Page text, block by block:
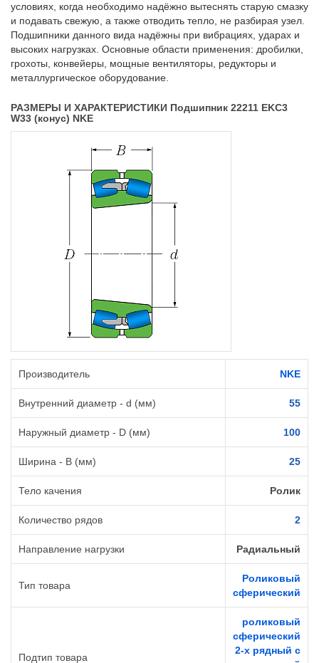
условиях, когда необходимо надёжно вытеснять старую смазку
и подавать свежую, а также отводить тепло, не разбирая узел.
Подшипники данного вида надёжны при вибрациях, ударах и
высоких нагрузках. Основные области применения: дробилки,
грохоты, конвейеры, мощные вентиляторы, редукторы и
металлургическое оборудование.
РАЗМЕРЫ И ХАРАКТЕРИСТИКИ Подшипник 22211 EKC3
W33 (конус) NKE
Производитель NKE
Внутренний диаметр - d (мм) 55
Наружный диаметр - D (мм) 100
Ширина - B (мм) 25
Тело качения Ролик
Количество рядов 2
Направление нагрузки Радиальный
Тип товара
Роликовый
сферический
Подтип товара
роликовый
сферический
2-х рядный с